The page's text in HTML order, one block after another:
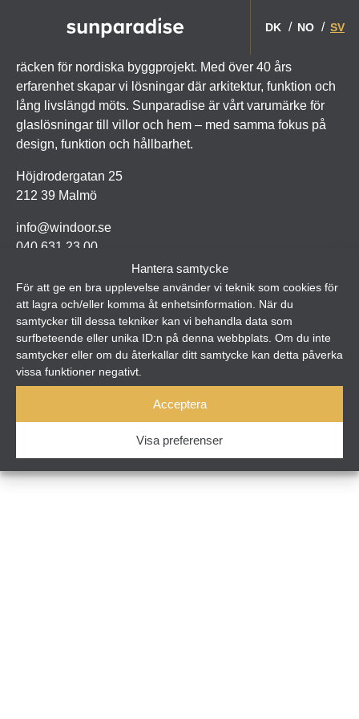
Hantera samtycke
För att ge en bra upplevelse använder vi teknik som cookies för
att lagra och/eller komma åt enhetsinformation. När du
samtycker till dessa tekniker kan vi behandla data som
surfbeteende eller unika ID:n på denna webbplats. Om du inte
samtycker eller om du återkallar ditt samtycke kan detta påverka
vissa funktioner negativt.
Acceptera
Visa preferenser
DK NO SV
räcken för nordiska byggprojekt. Med över 40 års
erfarenhet skapar vi lösningar där arkitektur, funktion och
lång livslängd möts. Sunparadise är vårt varumärke för
glaslösningar till villor och hem – med samma fokus på
design, funktion och hållbarhet.
Höjdrodergatan 25
212 39 Malmö
info@windoor.se
040 631 23 00
© Sunparadise 2026
Cookie settings